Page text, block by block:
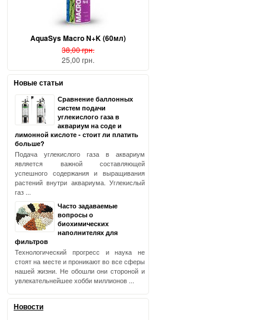
AquaSys Macro N+K (60мл)
38,00 грн.
25,00 грн.
Новые статьи
Сравнение баллонных
систем подачи
углекислого газа в
аквариум на соде и
лимонной кислоте - стоит ли платить
больше?
Подача углекислого газа в аквариум
является важной составляющей
успешного содержания и выращивания
растений внутри аквариума. Углекислый
газ ...
Часто задаваемые
вопросы о
биохимических
наполнителях для
фильтров
Технологический прогресс и наука не
стоят на месте и проникают во все сферы
нашей жизни. Не обошли они стороной и
увлекательнейшее хобби миллионов ...
Новости